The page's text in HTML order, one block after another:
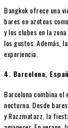
Bangkok ofrece una
bares en azoteas
y los clubes en la
los gustos. Además,
experiencia.
4. Barcelona,
Barcelona combina el
nocturna. Desde
y Razzmatazz, la